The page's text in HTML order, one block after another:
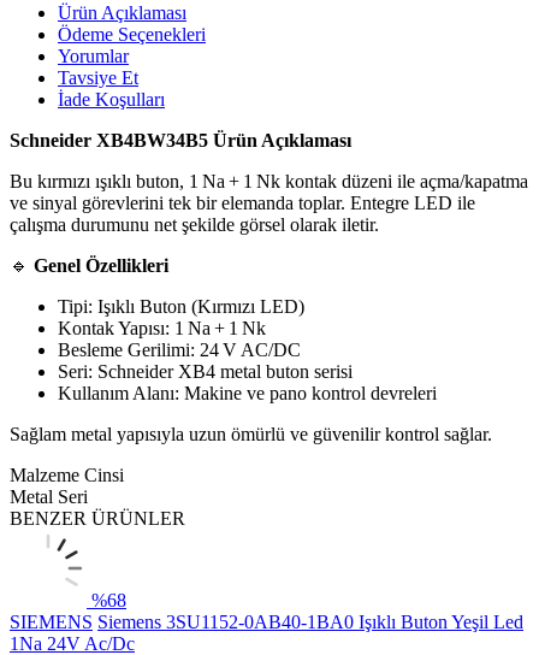
Ürün Açıklaması
Ödeme Seçenekleri
Yorumlar
Tavsiye Et
İade Koşulları
Schneider XB4BW34B5 Ürün Açıklaması
Bu kırmızı ışıklı buton, 1 Na + 1 Nk kontak düzeni ile açma/kapatma
ve sinyal görevlerini tek bir elemanda toplar. Entegre LED ile
çalışma durumunu net şekilde görsel olarak iletir.
🔹 Genel Özellikleri
Tipi: Işıklı Buton (Kırmızı LED)
Kontak Yapısı: 1 Na + 1 Nk
Besleme Gerilimi: 24 V AC/DC
Seri: Schneider XB4 metal buton serisi
Kullanım Alanı: Makine ve pano kontrol devreleri
Sağlam metal yapısıyla uzun ömürlü ve güvenilir kontrol sağlar.
Malzeme Cinsi
Metal Seri
BENZER ÜRÜNLER
%68
SIEMENS Siemens 3SU1152-0AB40-1BA0 Işıklı Buton Yeşil Led
1Na 24V Ac/Dc